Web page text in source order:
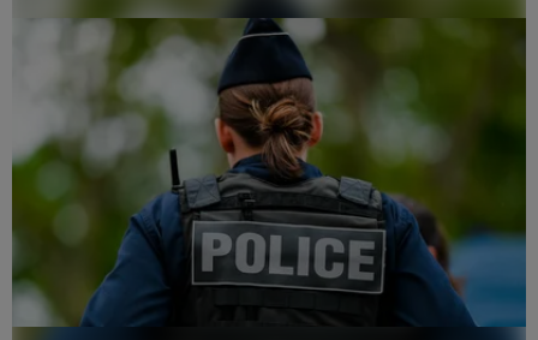
la Chambre d'agriculture des Vosges a lancé un appel
aux agriculteurs volontaires pour venir en aide...